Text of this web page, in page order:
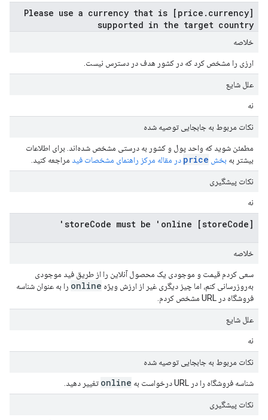
[price.currency] Please use a currency that is
supported in the target country
خلاصه
ارزی را مشخص کرد که در کشور هدف در دسترس نیست.
علل شایع
نه
نکات مربوط به جابجایی توصیه شده
مطمئن شوید که واحد پول و کشور به درستی مشخص شده‌اند. برای اطلاعات
بیشتر به بخش price در مقاله مرکز راهنمای مشخصات فید مراجعه کنید.
نکات پیشگیری
نه
[storeCode] storeCode must be 'online'
خلاصه
سعی کردم قیمت و موجودی یک محصول آنلاین را از طریق فید موجودی
به‌روزرسانی کنم، اما چیز دیگری غیر از ارزش ویژه online را به عنوان شناسه
فروشگاه در URL مشخص کردم.
علل شایع
نه
نکات مربوط به جابجایی توصیه شده
شناسه فروشگاه را در URL درخواست به online تغییر دهید.
نکات پیشگیری